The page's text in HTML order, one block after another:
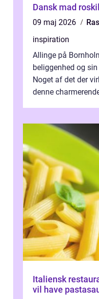
Dansk mad
09 maj 2026
inspiration
Allinge på
beliggenhed og
Noget af det der
denne
Italiensk restaurant
vil have